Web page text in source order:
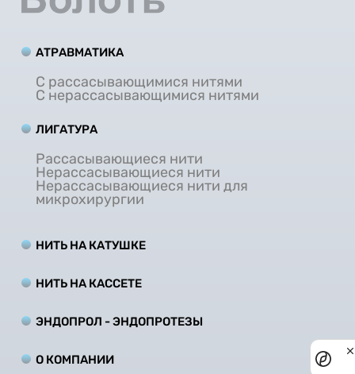
АТРАВМАТИКА
С рассасывающимися нитями
С нерассасывающимися нитями
ЛИГАТУРА
Рассасывающиеся нити
Нерассасывающиеся нити
Нерассасывающиеся нити для
микрохирургии
НИТЬ НА КАТУШКЕ
НИТЬ НА КАCCЕТЕ
ЭНДОПРОЛ - ЭНДОПРОТЕЗЫ
О КОМПАНИИ